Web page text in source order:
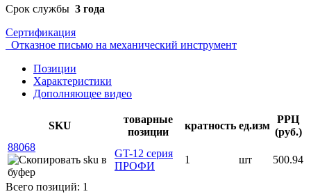
Срок службы 3 года
Сертификация
Отказное письмо на механический инструмент
Позиции
Характеристики
Дополняющее видео
SKU
товарные
позиции
кратность ед.изм
РРЦ
(руб.)
88068
GT-12 серия
ПРОФИ
1 шт 500.94
Всего позиций: 1